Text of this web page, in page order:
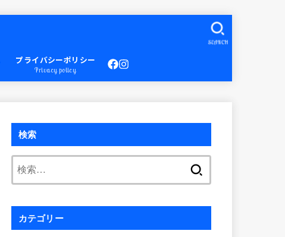
プライバシーポリシー
Privacy policy
SEARCH
検索
カテゴリー